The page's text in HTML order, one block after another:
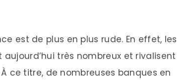
est de plus en plus rude. En effet, les
très nombreux et rivalisent
ce titre, de nombreuses banques en